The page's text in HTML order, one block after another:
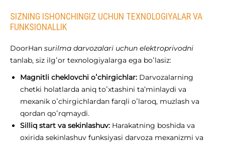
SIZNING ISHONCHINGIZ UCHUN TEXNOLOGIYALAR VA
FUNKSIONALLIK
DoorHan surilma darvozalari uchun elektroprivodni
tanlab, siz ilgʻor texnologiyalarga ega boʻlasiz:
Magnitli cheklovchi oʻchirgichlar: Darvozalarning
chetki holatlarda aniq toʻxtashini ta’minlaydi va
mexanik oʻchirgichlardan farqli oʻlaroq, muzlash va
qordan qoʻrqmaydi.
Silliq start va sekinlashuv: Harakatning boshida va
oxirida sekinlashuv funksiyasi darvoza mexanizmi va